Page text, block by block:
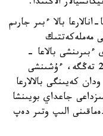
الاڭىندا.
بالا ءبىر جارىم
مەملەكەتتىك
ءبىرىنشى بالاعا -
24912 تەڭگە، ەكىنشى بالاعا — 29454 تەڭگە، ءۇشىنشى
ودان كەيىنگى بالالارعا
2026 -جىلعى 1- تامىزداعى جاعداي بويىنشا
وسى جاردەماقىنى الىپ وتىر دەپ